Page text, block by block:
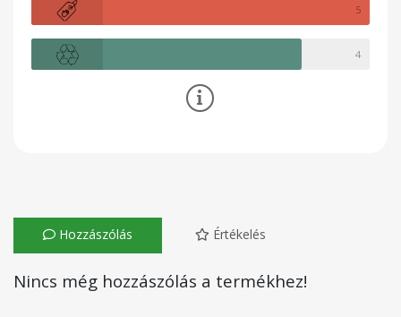
5
4
Hozzászólás Értékelés
Nincs még hozzászólás a termékhez!